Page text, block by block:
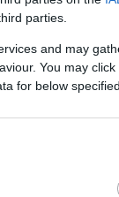
parties.
and may
You may
for below
το
με τον
τη
τις